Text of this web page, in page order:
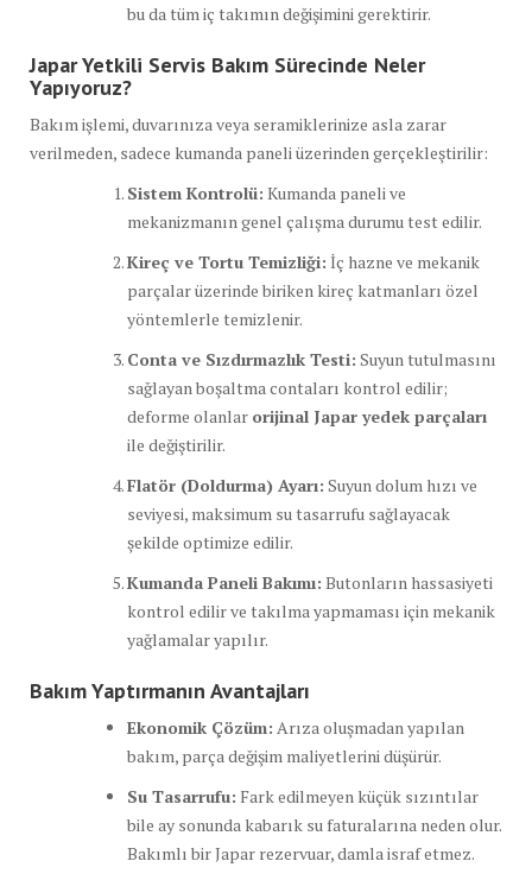
bu da tüm iç takımın değişimini gerektirir.
Japar Yetkili Servis Bakım Sürecinde Neler
Yapıyoruz?
Bakım işlemi, duvarınıza veya seramiklerinize asla zarar
verilmeden, sadece kumanda paneli üzerinden gerçekleştirilir:
Sistem Kontrolü: Kumanda paneli ve
mekanizmanın genel çalışma durumu test edilir.
Kireç ve Tortu Temizliği: İç hazne ve mekanik
parçalar üzerinde biriken kireç katmanları özel
yöntemlerle temizlenir.
Conta ve Sızdırmazlık Testi: Suyun tutulmasını
sağlayan boşaltma contaları kontrol edilir;
deforme olanlar orijinal Japar yedek parçaları
ile değiştirilir.
Flatör (Doldurma) Ayarı: Suyun dolum hızı ve
seviyesi, maksimum su tasarrufu sağlayacak
şekilde optimize edilir.
Kumanda Paneli Bakımı: Butonların hassasiyeti
kontrol edilir ve takılma yapmaması için mekanik
yağlamalar yapılır.
Bakım Yaptırmanın Avantajları
Ekonomik Çözüm: Arıza oluşmadan yapılan
bakım, parça değişim maliyetlerini düşürür.
Su Tasarrufu: Fark edilmeyen küçük sızıntılar
bile ay sonunda kabarık su faturalarına neden olur.
Bakımlı bir Japar rezervuar, damla israf etmez.